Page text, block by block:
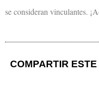
se consideran vinculantes.
COMPARTIR